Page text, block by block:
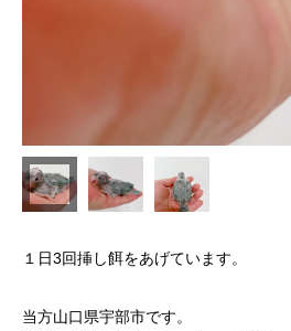
１日3回挿し餌をあげています。
当方山口県宇部市です。